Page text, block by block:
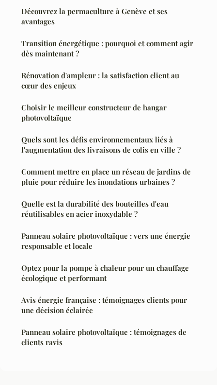
Découvrez la permaculture à Genève et ses
avantages
Transition énergétique : pourquoi et comment agir
dès maintenant ?
Rénovation d'ampleur : la satisfaction client au
cœur des enjeux
Choisir le meilleur constructeur de hangar
photovoltaïque
Quels sont les défis environnementaux liés à
l'augmentation des livraisons de colis en ville ?
Comment mettre en place un réseau de jardins de
pluie pour réduire les inondations urbaines ?
Quelle est la durabilité des bouteilles d'eau
réutilisables en acier inoxydable ?
Panneau solaire photovoltaïque : vers une énergie
responsable et locale
Optez pour la pompe à chaleur pour un chauffage
écologique et performant
Avis énergie française : témoignages clients pour
une décision éclairée
Panneau solaire photovoltaïque : témoignages de
clients ravis